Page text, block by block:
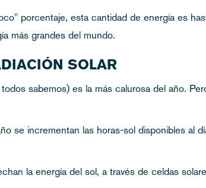
porcentaje, esta cantidad de energía es
más grandes del mundo.
SOLAR
sabemos) es la más calurosa del año.
se incrementan las horas-sol disponibles al
la energía del sol, a través de celdas